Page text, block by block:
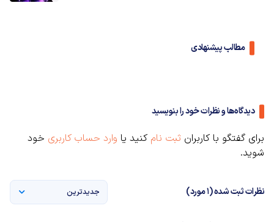
مطالب پیشنهادی
دیدگاه‌ها و نظرات خود را بنویسید
برای گفتگو با کاربران ثبت نام کنید یا وارد حساب کاربری خود
شوید.
نظرات ثبت شده (1 مورد) جدیدترین